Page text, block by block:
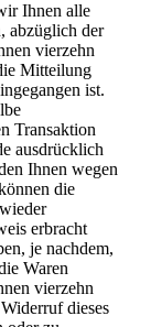
Ihnen alle
abzüglich der
vierzehn
Mitteilung
ist.
Transaktion
ausdrücklich
Ihnen wegen
die
erbracht
je nachdem,
Waren
vierzehn
dieses